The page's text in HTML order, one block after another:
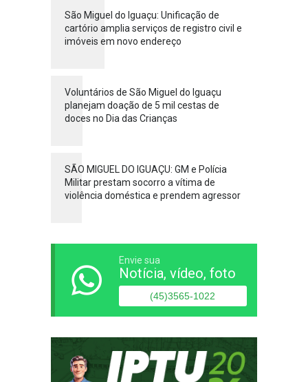
São Miguel do Iguaçu: Unificação de
cartório amplia serviços de registro civil e
imóveis em novo endereço
Voluntários de São Miguel do Iguaçu
planejam doação de 5 mil cestas de
doces no Dia das Crianças
SÃO MIGUEL DO IGUAÇU: GM e Polícia
Militar prestam socorro a vítima de
violência doméstica e prendem agressor
Envie sua
Notícia, vídeo, foto
(45)3565-1022